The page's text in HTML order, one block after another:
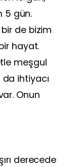
5 gün.
de bizim
hayat.
meşgul
ihtiyacı
Onun
derecede